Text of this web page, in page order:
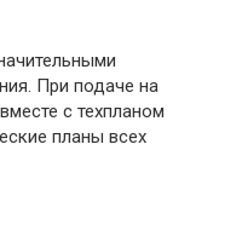
При подаче на
с техпланом
планы всех